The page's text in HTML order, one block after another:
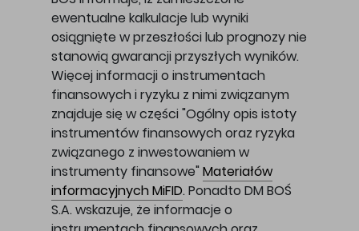
ewentualne kalkulacje lub wyniki
osiągnięte w przeszłości lub prognozy nie
stanowią gwarancji przyszłych wyników.
Więcej informacji o instrumentach
finansowych i ryzyku z nimi związanym
znajduje się w części "Ogólny opis istoty
instrumentów finansowych oraz ryzyka
związanego z inwestowaniem w
instrumenty finansowe" Materiałów
informacyjnych MiFID. Ponadto DM BOŚ
S.A. wskazuje, że informacje o